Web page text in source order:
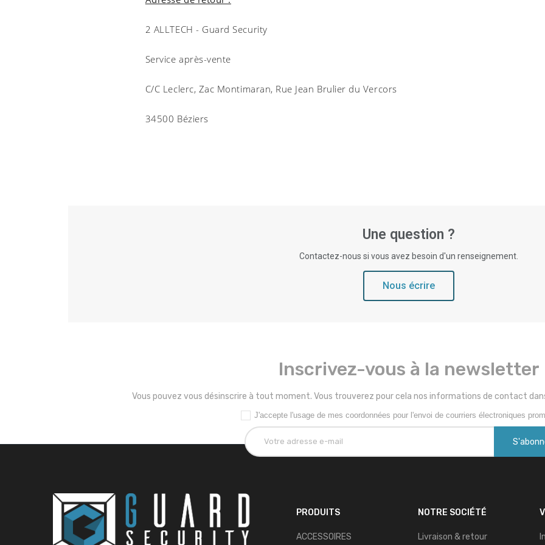
2 ALLTECH - Guard Security
Service après-vente
C/C Leclerc, Zac Montimaran, Rue Jean Brulier du Vercors
34500 Béziers
Une question ?
Contactez-nous si vous avez besoin d'un renseignement.
Nous écrire
Inscrivez-vous à la newsletter
Vous pouvez vous désinscrire à tout moment. Vous trouverez pour cela nos informations de contact
J'accepte l'usage de mes coordonnées pour l'envoi de courriers électroniques
PRODUITS
ACCESSOIRES
NOTRE SOCIÉTÉ
Livraison & retour